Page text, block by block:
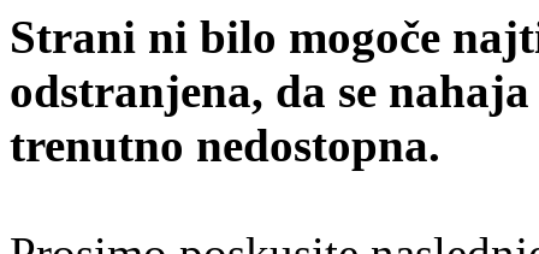
Strani ni bilo mogoče
odstranjena, da se
trenutno nedostopna.